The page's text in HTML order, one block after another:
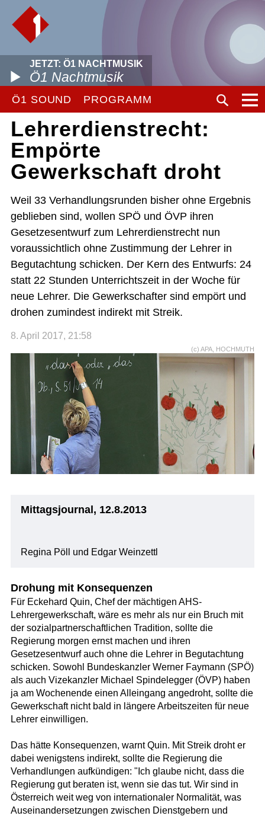
JETZT: Ö1 NACHTMUSIK
Ö1 Nachtmusik
Ö1 SOUND PROGRAMM
Lehrerdienstrecht:
Empörte
Gewerkschaft droht
Weil 33 Verhandlungsrunden bisher ohne Ergebnis
geblieben sind, wollen SPÖ und ÖVP ihren
Gesetzesentwurf zum Lehrerdienstrecht nun
voraussichtlich ohne Zustimmung der Lehrer in
Begutachtung schicken. Der Kern des Entwurfs: 24
statt 22 Stunden Unterrichtszeit in der Woche für
neue Lehrer. Die Gewerkschafter sind empört und
drohen zumindest indirekt mit Streik.
8. April 2017, 21:58
(c) APA, HOCHMUTH
Mittagsjournal, 12.8.2013
Regina Pöll und Edgar Weinzettl
Drohung mit Konsequenzen
Für Eckehard Quin, Chef der mächtigen AHS-
Lehrergewerkschaft, wäre es mehr als nur ein Bruch mit
der sozialpartnerschaftlichen Tradition, sollte die
Regierung morgen ernst machen und ihren
Gesetzesentwurf auch ohne die Lehrer in Begutachtung
schicken. Sowohl Bundeskanzler Werner Faymann (SPÖ)
als auch Vizekanzler Michael Spindelegger (ÖVP) haben
ja am Wochenende einen Alleingang angedroht, sollte die
Gewerkschaft nicht bald in längere Arbeitszeiten für neue
Lehrer einwilligen.
Das hätte Konsequenzen, warnt Quin. Mit Streik droht er
dabei wenigstens indirekt, sollte die Regierung die
Verhandlungen aufkündigen: "Ich glaube nicht, dass die
Regierung gut beraten ist, wenn sie das tut. Wir sind in
Österreich weit weg von internationaler Normalität, was
Auseinandersetzungen zwischen Dienstgebern und